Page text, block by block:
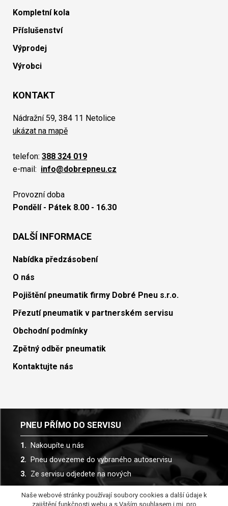
Kompletní kola
Příslušenství
Výprodej
Výrobci
KONTAKT
Nádražní 59, 384 11 Netolice
ukázat na mapě
telefon: 388 324 019
e-mail: info@dobrepneu.cz
Provozní doba
Pondělí - Pátek 8.00 - 16.30
DALŠÍ INFORMACE
Nabídka předzásobení
O nás
Pojištění pneumatik firmy Dobré Pneu s.r.o.
Přezutí pneumatik v partnerském servisu
Obchodní podmínky
Zpětný odběr pneumatik
Kontaktujte nás
PNEU PŘÍMO DO SERVISU
Nakoupíte u nás
Pneu dovezeme do vybraného autoservisu
Ze servisu odjedete na nových
Spolupracujeme s více než 30 autoservisy
Naše webové stránky používají soubory cookies a další údaje k
zajištění funkčnosti webu a s Vaším souhlasem i mj. pro